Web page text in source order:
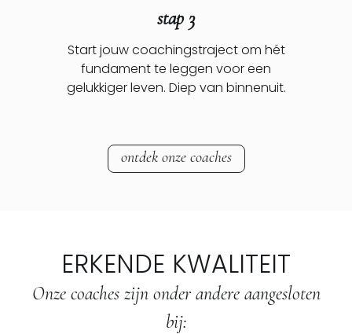
stap 3
Start jouw coachingstraject om hét
fundament te leggen voor een
gelukkiger leven. Diep van binnenuit.
ontdek onze coaches
ERKENDE KWALITEIT
Onze coaches zijn onder andere aangesloten
bij: